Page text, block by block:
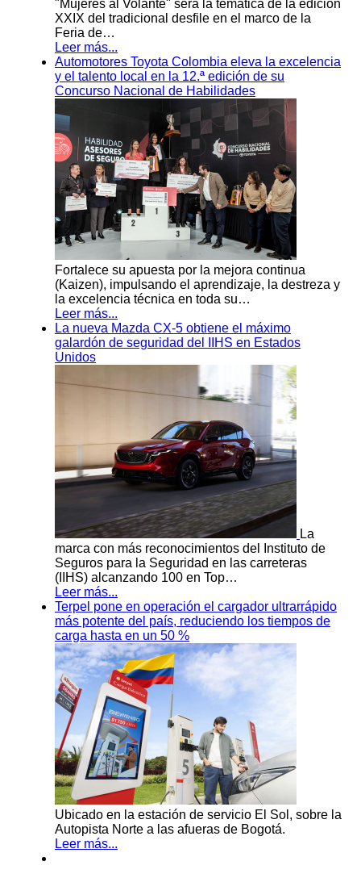
"Mujeres al Volante" será la temática de la edición
XXIX del tradicional desfile en el marco de la
Feria de…
Leer más...
Automotores Toyota Colombia eleva la excelencia
y el talento local en la 12.ª edición de su
Concurso Nacional de Habilidades
Fortalece su apuesta por la mejora continua
(Kaizen), impulsando el aprendizaje, la destreza y
la excelencia técnica en toda su…
Leer más...
La nueva Mazda CX-5 obtiene el máximo
galardón de seguridad del IIHS en Estados
Unidos
La
marca con más reconocimientos del Instituto de
Seguros para la Seguridad en las carreteras
(IIHS) alcanzando 100 en Top…
Leer más...
Terpel pone en operación el cargador ultrarrápido
más potente del país, reduciendo los tiempos de
carga hasta en un 50 %
Ubicado en la estación de servicio El Sol, sobre la
Autopista Norte a las afueras de Bogotá.
Leer más...